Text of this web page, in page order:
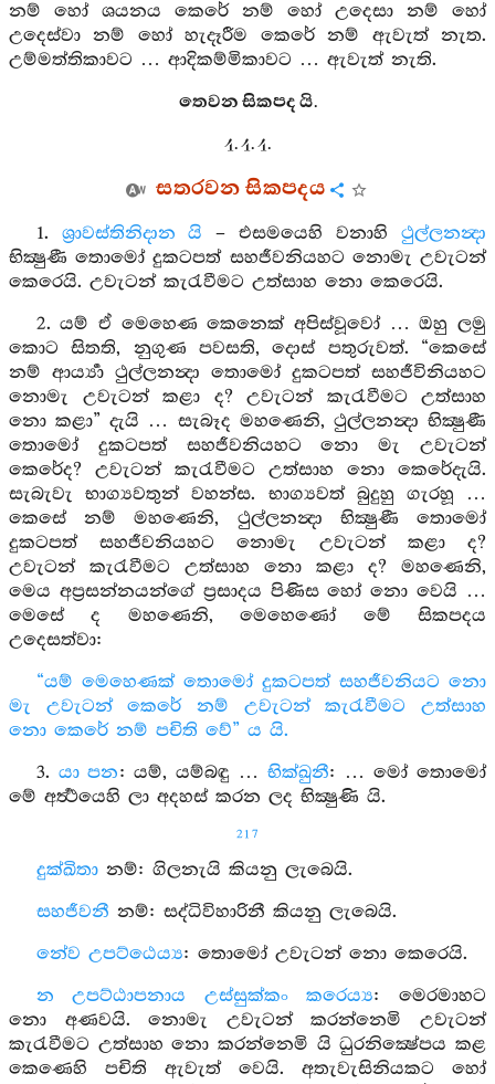
නම් හෝ ශයනය කෙරේ නම් හෝ උදෙසා නම් හෝ
උදෙස්වා නම් හෝ හැදෑරීම කෙරේ නම් ඇවැත් නැත.
උම්මත්තිකාවට … ආදිකම්මිකාවට … ඇවැත් නැති.
තෙවන සිකපද යි.
4. 4. 4.
සතරවන සිකපදය
1. ශ්‍රාවස්තිනිදාන යි – එසමයෙහි වනාහිථුල්ලනන්‍දා
භික්‍ෂුණී තොමෝ දුකටපත් සහජීවනියහට නොමැ උවැටන්
කෙරෙයි. උවැටන් කැරැවීමට උත්සාහ නො කෙරෙයි.
2. යම් ඒ මෙහෙණ කෙනෙක් අපිස්වූවෝ … ඔහු ලමු
කොට සිතති, නුගුණ පවසති, දොස් පතුරුවත්. “කෙසේ
නම් ආර්‍ය්‍යා ථුල්ලනන්‍දා තොමෝ දුකටපත් සහජීවිනියහට
නොමැ උවැටන් කළා ද? උවැටන් කැරැවීමට උත්සාහ
නො කළා” දැයි … සැබෑද මහණෙනි, ථුල්ලනන්‍දා භික්‍ෂුණී
තොමෝ දුකටපත් සහජීවනියහට නො මැ උවැටන්
කෙරේද? උවැටන් කැරැවීමට උත්සාහ නො කෙරේදැයි.
සැබැවැ භාග්‍යවතුන් වහන්ස. භාග්‍යවත් බුදුහු ගැරහූ …
කෙසේ නම් මහණෙනි, ථුල්ලනන්‍දා භික්‍ෂුණී තොමෝ
දුකටපත් සහජීවනියහට නොමැ උවැටන් කළා ද?
උවැටන් කැරැවීමට උත්සාහ නො කළා ද? මහණෙනි,
මෙය අප්‍රසන්නයන්ගේ ප්‍රසාදය පිණිස හෝ නො වෙයි …
මෙසේ ද මහණෙනි, මෙහෙණෝ මේ සිකපදය
උදෙසත්වා:
“යම් මෙහෙණක් තොමෝ දුකටපත් සහජීවනියට නො
මැ උවැටන් කෙරේ නම් උවැටන් කැරැවීමට උත්සාහ
නො කෙරේ නම් පචිති වේ” ය යි.
3. යා පන: යම්, යම්බඳු …භික්ඛුනී: … මෝ තොමෝ
මේ අර්‍ත්‍ථයෙහි ලා අදහස් කරන ලද භික්‍ෂුණි යි.
217
දුක්ඛිතානම්: ගිලනැයි කියනු ලැබෙයි.
සහජීවනී නම්: සද්ධිවිහාරිනී කියනු ලැබෙයි.
නේව උපට්ඨෙය්‍ය: තොමෝ උවැටන් නො කෙරෙයි.
න උපට්ඨාපනාය උස්සුක්කං කරෙය්‍ය: මෙරමාහට
නො අණවයි. නොමැ උවැටන් කරන්නෙමි උවැටන්
කැරැවීමට උත්සාහ නො කරන්නෙමි යි ධුරනික්‍ෂේපය කළ
කෙණෙහි පචිති ඇවැත් වෙයි. අතැවැසිනියකට හෝ